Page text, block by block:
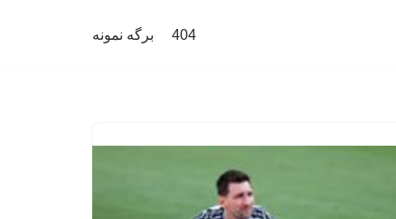
404 برگه نمونه